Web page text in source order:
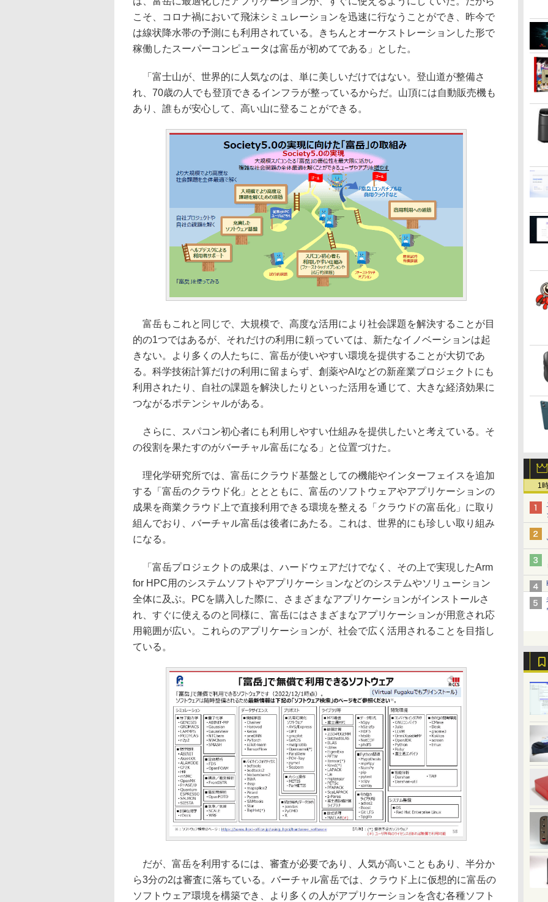
1
こそ、コロナ禍において飛沫シミュレーションを迅速に行なうことができ、昨今で
は線状降水帯の予測にも利用されている。きちんとオーケストレーションした形で
稼働したスーパーコンピュータは富岳が初めてである」とした。
「富士山が、世界的に人気なのは、単に美しいだけではない。登山道が整備さ
れ、70歳の人でも登頂できるインフラが整っているからだ。山頂には自動販売機も
あり、誰もが安心して、高い山に登ることができる。
富岳もこれと同じで、大規模で、高度な活用により社会課題を解決することが目
的の1つではあるが、それだけの利用に頼っていては、新たなイノベーションは起
きない。より多くの人たちに、富岳が使いやすい環境を提供することが大切であ
る。科学技術計算だけの利用に留まらず、創薬やAIなどの新産業プロジェクトにも
利用されたり、自社の課題を解決したりといった活用を通じて、大きな経済効果に
つながるポテンシャルがある。
さらに、スパコン初心者にも利用しやすい仕組みを提供したいと考えている。そ
の役割を果たすのがバーチャル富岳になる」と位置づけた。
理化学研究所では、富岳にクラウド基盤としての機能やインターフェイスを追加
する「富岳のクラウド化」ととともに、富岳のソフトウェアやアプリケーションの
成果を商業クラウド上で直接利用できる環境を整える「クラウドの富岳化」に取り
組んでおり、バーチャル富岳は後者にあたる。これは、世界的にも珍しい取り組み
になる。
「富岳プロジェクトの成果は、ハードウェアだけでなく、その上で実現したArm
for HPC用のシステムソフトやアプリケーションなどのシステムやソリューション
全体に及ぶ。PCを購入した際に、さまざまなアプリケーションがインストールさ
れ、すぐに使えるのと同様に、富岳にはさまざまなアプリケーションが用意され応
用範囲が広い。これらのアプリケーションが、社会で広く活用されることを目指し
ている。
だが、富岳を利用するには、審査が必要であり、人気が高いこともあり、半分か
ら3分の2は審査に落ちている。バーチャル富岳では、クラウド上に仮想的に富岳の
ソフトウェア環境を構築でき、より多くの人がアプリケーションを含む各種ソフト